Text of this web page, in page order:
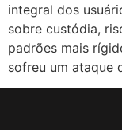
integral dos
sobre custódia,
padrões mais
sofreu um ataque